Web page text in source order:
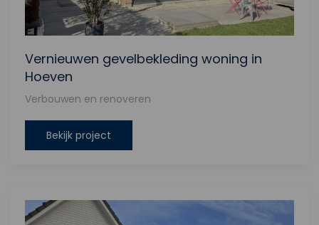
Vernieuwen gevelbekleding woning in
Hoeven
Verbouwen en renoveren
Bekijk project